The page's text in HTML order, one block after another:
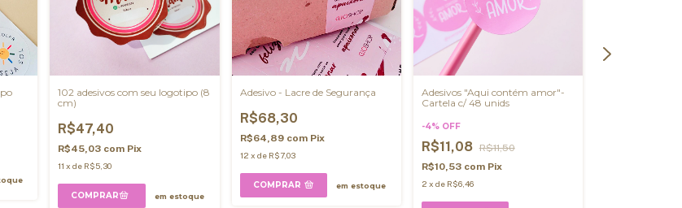
102 adesivos com seu logotipo (8
cm)
R$47,40
R$45,03 com Pix
11 xde R$5,30
em estoque
Adesivo - Lacre de Segurança
R$68,30
R$64,89 com Pix
12 x de R$7,03
COMPRAR em estoque
Adesivos "Aqui contém amor"-
Cartela c/ 48 unids
-4% OFF
R$11,08 R$11,50
R$10,53 com Pix
2 x de R$6,46